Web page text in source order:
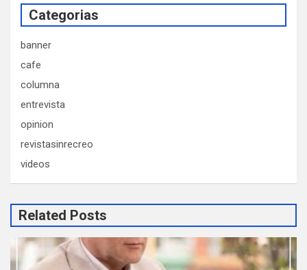
Categorias
banner
cafe
columna
entrevista
opinion
revistasinrecreo
videos
Related Posts